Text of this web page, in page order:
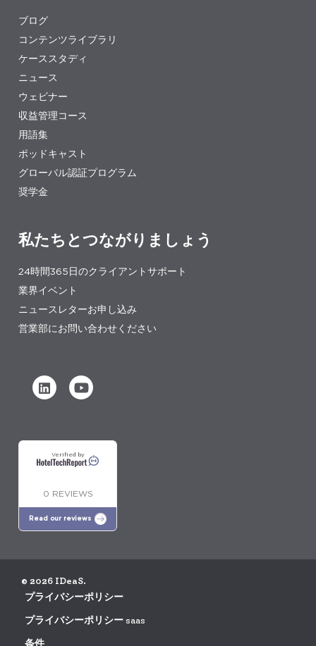
ブログ
コンテンツライブラリ
ケーススタディ
ニュース
ウェビナー
収益管理コース
用語集
ポッドキャスト
グローバル認証プログラム
奨学金
私たちとつながりましょう
24時間365日のクライアントサポート
業界イベント
ニュースレターお申し込み
営業部にお問い合わせください
Verified by
0 REVIEWS
Read our reviews
© 2026 IDeaS.
プライバシーポリシー
プライバシーポリシー saas
条件